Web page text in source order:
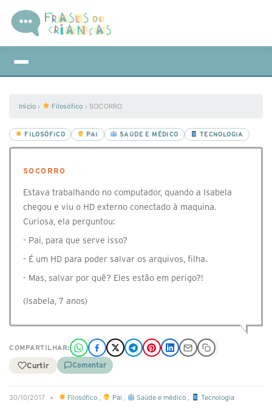
Início › Filosófico › SOCORRO
FILOSÓFICO PAI SAÚDE E MÉDICO TECNOLOGIA
SOCORRO
Estava trabalhando no computador, quando a Isabela
chegou e viu o HD externo conectado à maquina.
Curiosa, ela perguntou:
- Pai, para que serve isso?
- É um HD para poder salvar os arquivos, filha.
- Mas, salvar por quê? Eles estão em perigo?!
(Isabela, 7 anos)
COMPARTILHAR:
Curtir Comentar
30/10/2017 • Filosófico , Pai , Saúde e médico , Tecnologia